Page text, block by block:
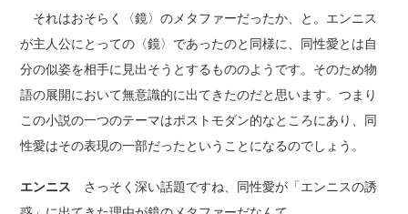
それはおそらく〈鏡〉のメタファーだったか、と。エンニス
が主人公にとっての〈鏡〉であったのと同様に、同性愛とは自
分の似姿を相手に見出そうとするもののようです。そのため物
語の展開において無意識的に出てきたのだと思います。つまり
この小説の一つのテーマはポストモダン的なところにあり、同
性愛はその表現の一部だったということになるのでしょう。
エンニス さっそく深い話題ですね、同性愛が「エンニスの誘